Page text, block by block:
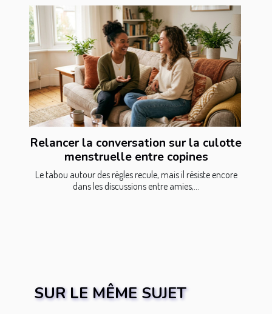
Relancer la conversation sur la culotte
menstruelle entre copines
Le tabou autour des règles recule, mais il résiste encore
dans les discussions entre amies,...
SUR LE MÊME SUJET